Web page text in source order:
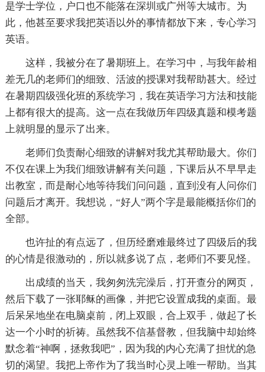
是学士学位，户口也不能落在深圳或广州等大城市。为
此，他甚至要求我把英语以外的事情都放下来，专心学习
英语。
这样，我被分在了暑期班上。在学习中，与我年龄相
差无几的老师们的细致、活波的授课对我帮助甚大。经过
在暑期四级强化班的系统学习，我在英语学习方法和技能
上都有很大的提高。这一点在我做历年四级真题和模考题
上就明显的显示了出来。
老师们负责耐心细致的讲解对我尤其帮助最大。你们
不仅在课上为我们细致讲解有关问题，下课后从不早早走
出教室，而是耐心地等待我们问问题，直到没有人问你们
问题后才离开。我想说，“好人”两个字是最能概括你们的
全部。
也许扯的有点远了，但历经磨难最终过了四级后的我
的心情是很激动的，所以就多说了点，老师们不要见怪。
出成绩的当天，我匆匆洗完澡后，打开查分的网页，
然后下载了一张耶稣的画像，并把它设置成我的桌面。最
后呆呆地坐在电脑桌前，闭上双眼，合上双手，做起了长
达一个小时的祈祷。虽然我不信基督教，但我脑中却始终
默念着“神啊，拯救我吧”，因为我的内心充满了担忧的急
切的渴望。我把上帝作为了我当时心灵上唯一帮助。当其